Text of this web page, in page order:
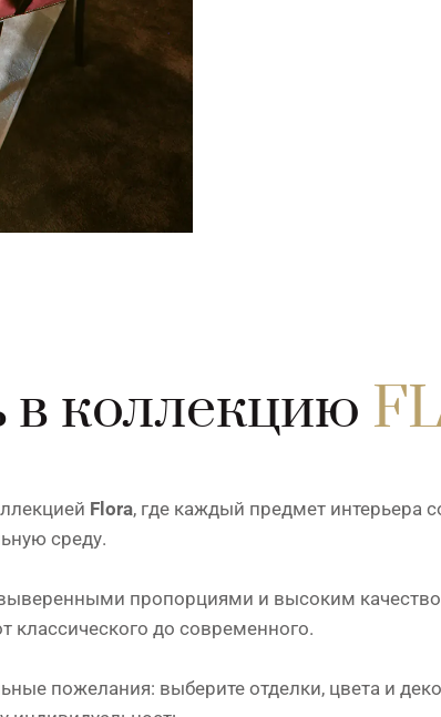
коллекцию
Flora, где каждый предмет интерьера
среду.
пропорциями и высоким
классического до современного.
пожелания: выберите отделки, цвета и